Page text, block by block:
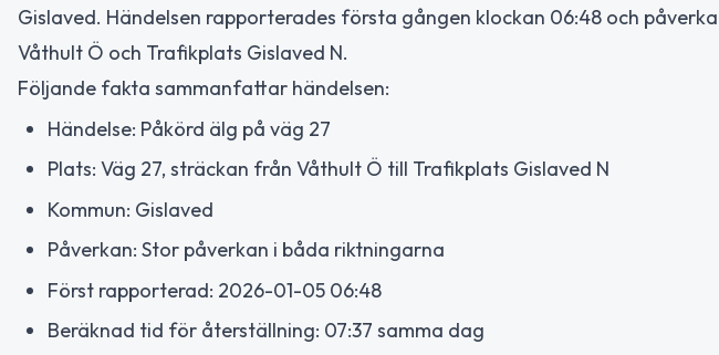
Gislaved. Händelsen rapporterades första gången klockan 06:48 och
Våthult Ö och Trafikplats Gislaved N.
Följande fakta sammanfattar händelsen:
Händelse: Påkörd älg på väg 27
Plats: Väg 27, sträckan från Våthult Ö till Trafikplats Gislaved N
Kommun: Gislaved
Påverkan: Stor påverkan i båda riktningarna
Först rapporterad: 2026-01-05 06:48
Beräknad tid för återställning: 07:37 samma dag